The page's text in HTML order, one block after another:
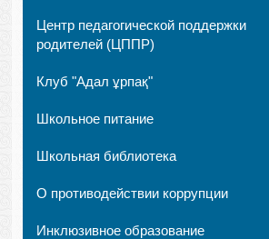
Центр педагогической поддержки
родителей (ЦППР)
Клуб "Адал ұрпақ"
Школьное питание
Школьная библиотека
О противодействии коррупции
Инклюзивное образование